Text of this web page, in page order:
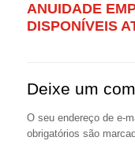
ANUIDADE
DISPONÍVEIS
Deixe um
O seu endereço de e-
obrigatórios são